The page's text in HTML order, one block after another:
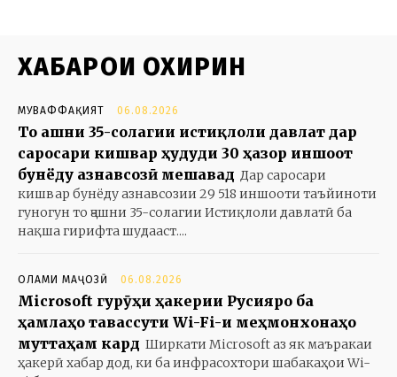
ХАБАРҲОИ ОХИРИН
МУВАФФАҚИЯТ 06.08.2026
То ҷашни 35-солагии истиқлоли давлат дар
саросари кишвар ҳудуди 30 ҳазор иншоот
бунёду азнавсозӣ мешавад Дар саросари
кишвар бунёду азнавсозии 29 518 иншооти таъйиноти
гуногун то ҷашни 35-солагии Истиқлоли давлатӣ ба
нақша гирифта шудааст....
ОЛАМИ МАҶОЗӢ 06.08.2026
Microsoft гурӯҳи ҳакерии Русияро ба
ҳамлаҳо тавассути Wi-Fi-и меҳмонхонаҳо
муттаҳам кард Ширкати Microsoft аз як маъракаи
ҳакерӣ хабар дод, ки ба инфрасохтори шабакаҳои Wi-